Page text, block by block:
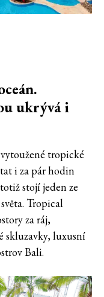
ukrývá i
tropické
i za pár hodin
stojí jeden ze
Tropical
za ráj,
skluzavky, luxusní
Bali.